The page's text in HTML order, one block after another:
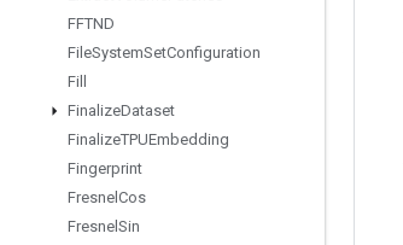
FFTND
FileSystemSetConfiguration
Fill
FinalizeDataset
FinalizeTPUEmbedding
Fingerprint
Fresnel Cos
Fresnel Sin